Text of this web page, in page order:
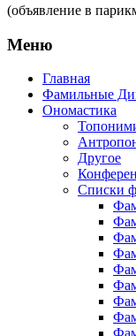
(объявление в
Меню
Главная
Фамильные
Ономастика
Другое
Списки